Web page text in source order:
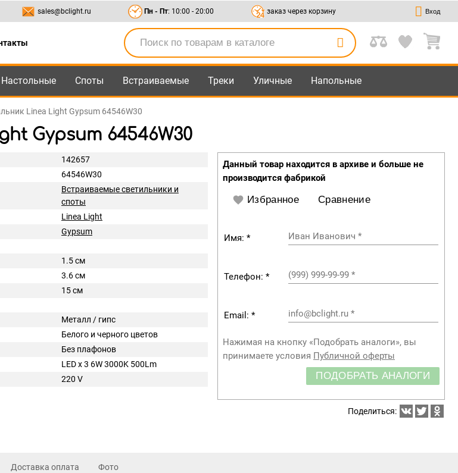
sales@bclight.ru
sales@bclight.ru Пн - Пт: 10:00 - 20:00 заказ через корзину Вход
Настольные Споты Встраиваемые Треки Уличные Напольные
Linea Light Gypsum 64546W30
Gypsum 64546W30
142657
64546W30
Встраиваемые светильники и
споты
Linea Light
Gypsum
1.5 см
3.6 см
15 см
Металл / гипс
Белого и черного цветов
Без плафонов
LED x 3 6W 3000K 500Lm
220 V
Данный товар находится в архиве и больше не
производится фабрикой
Избранное Сравнение
Имя: * Иван Иванович *
Телефон: * (999) 999-99-99 *
Email: * info@bclight.ru *
Нажимая на кнопку «Подобрать аналоги», вы
принимаете условия Публичной оферты
ПОДОБРАТЬ АНАЛОГИ
Поделиться:
Доставка оплата Фото